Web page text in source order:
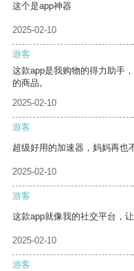
这个是app神器
2025-02-10
游客
这款app是我购物的得力助手
的商品。
2025-02-10
游客
超级好用的加速器，妈妈再也
2025-02-10
游客
这款app就像我的社交平台，
2025-02-10
游客